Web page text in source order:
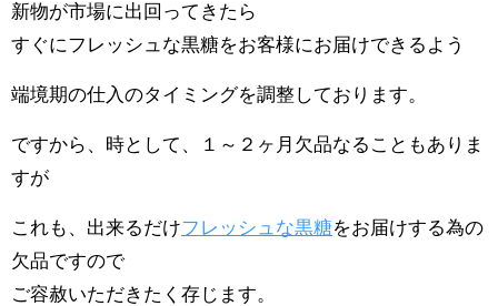
新物が市場に出回ってきたら
すぐにフレッシュな黒糖をお客様にお届けできるよう
端境期の仕入のタイミングを調整しております。
ですから、時として、１～２ヶ月欠品なることもありま
すが
これも、出来るだけフレッシュな黒糖をお届けする為の
欠品ですので
ご容赦いただきたく存じます。